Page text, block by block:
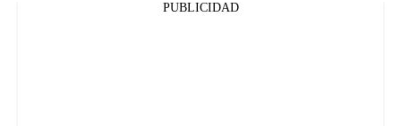
PUBLICIDAD